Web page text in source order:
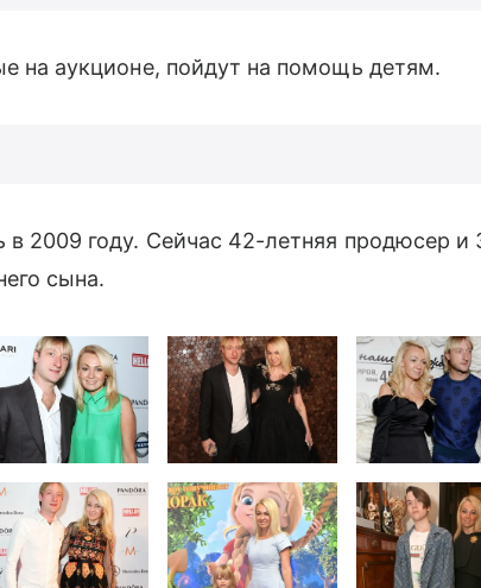
на аукционе, пойдут на помощь детям.
2009 году. Сейчас 42-летняя продюсер и
сына.